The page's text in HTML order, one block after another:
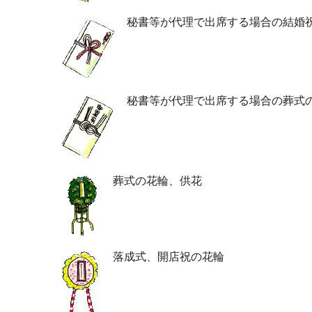
秘書等が代理で出席する場合の結婚
秘書等が代理で出席する場合の葬式
葬式の花輪、供花
落成式、開店祝の花輪